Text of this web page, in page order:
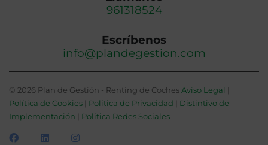
961318524
Escríbenos
info@plandegestion.com
© 2026 Plan de Gestión - Renting de Coches Aviso Legal
Política de Cookies
Política de Privacidad
Distintivo de
Implementación
Política Redes Sociales